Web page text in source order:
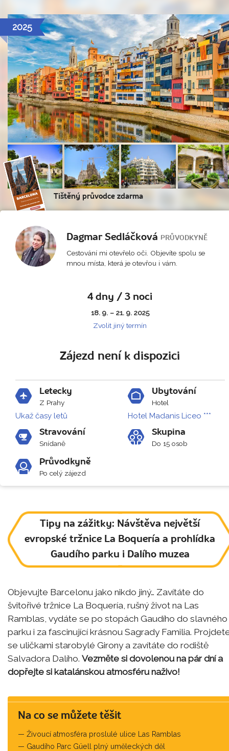
2025
Tištěný průvodce zdarma
Dagmar Sedláčková PRŮVODKYNĚ
Cestování mi otevřelo oči. Objevíte spolu se
mnou místa, která je otevřou i vám.
4 dny / 3 noci
18. 9. – 21. 9. 2025
Zvolit jiný termín
Zájezd není k dispozici
Letecky
Z Prahy
Ukaž časy letů
Ubytování
Hotel
Hotel Madanis Liceo ***
Stravování
Snídaně
Skupina
Do 15 osob
Průvodkyně
Po celý zájezd
Tipy na zážitky: Návštěva největší
evropské tržnice La Boquería a prohlídka
Gaudího parku i Dalího muzea
Objevujte Barcelonu jako nikdo jiný… Zavítáte do
švitořivé tržnice La Boquería, rušný život na Las
Ramblas, vydáte se po stopách Gaudího do slavného
parku i za fascinující krásnou Sagrady Familia.
se uličkami starobylé Girony a zavítáte do rodiště
Salvadora Dalího. Vezměte si dovolenou na pár dní a
dopřejte si katalánskou atmosféru naživo!
Na co se můžete těšit
Živoucí atmosféra proslulé ulice Las Ramblas
Gaudího Parc Güell plný uměleckých děl